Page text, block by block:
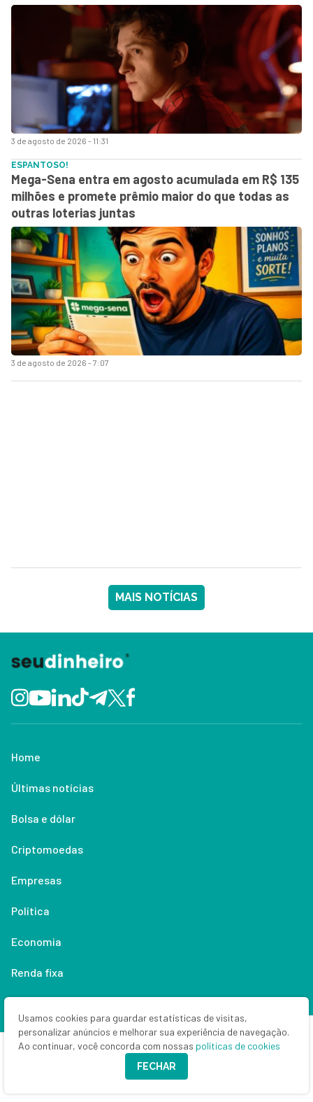
3 de agosto de 2026 - 11:31
3 de agosto de 2026 - 7:07
ESPANTOSO!
Mega-Sena entra em agosto acumulada em R$ 135
milhões e promete prêmio maior do que todas as
outras loterias juntas
MAIS NOTÍCIAS
Home
Últimas notícias
Bolsa e dólar
Criptomoedas
Empresas
Política
Economia
Renda fixa
Especiais SD
Usamos cookies para guardar estatísticas de visitas,
personalizar anúncios e melhorar sua experiência de navegação.
Ao continuar, você concorda com nossas políticas de cookies
FECHAR